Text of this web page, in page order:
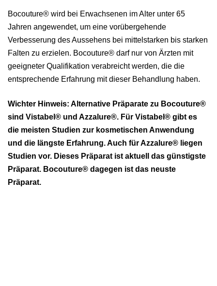
Bocouture® wird bei Erwachsenen im Alter unter 65
Jahren angewendet, um eine vorübergehende
Verbesserung des Aussehens bei mittelstarken bis starken
Falten zu erzielen. Bocouture® darf nur von Ärzten mit
geeigneter Qualifikation verabreicht werden, die die
entsprechende Erfahrung mit dieser Behandlung haben.
Wichter Hinweis: Alternative Präparate zu Bocouture®
sind Vistabel® und Azzalure®. Für Vistabel® gibt es
die meisten Studien zur kosmetischen Anwendung
und die längste Erfahrung. Auch für Azzalure® liegen
Studien vor. Dieses Präparat ist aktuell das günstigste
Präparat. Bocouture® dagegen ist das neuste
Präparat.